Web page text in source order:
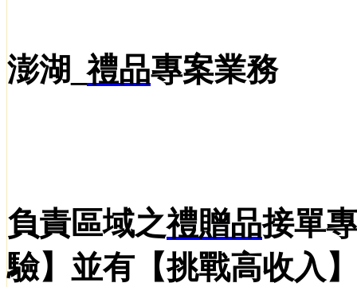
澎湖_禮品專案業務
負責區域之禮贈品接單
驗】並有【挑戰高收入